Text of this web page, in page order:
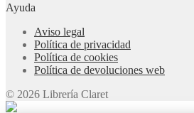
Ayuda
Aviso legal
Política de privacidad
Política de cookies
Política de devoluciones web
© 2026 Librería Claret